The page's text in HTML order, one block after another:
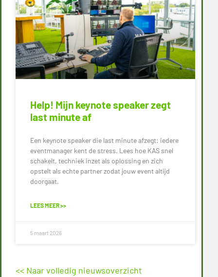
Help! Mijn keynote speaker zegt
last minute af
Een keynote speaker die last minute afzegt: iedere
eventmanager kent de stress. Lees hoe KAS snel
schakelt, techniek inzet als oplossing en zich
opstelt als echte partner zodat jouw event altijd
doorgaat.
LEES MEER >>
5 maart 2026
<< Naar volledig nieuwsoverzicht